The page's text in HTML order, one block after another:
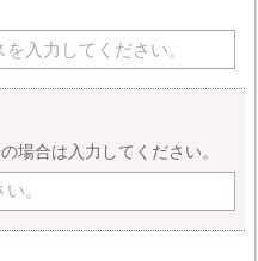
場合は入力してください。